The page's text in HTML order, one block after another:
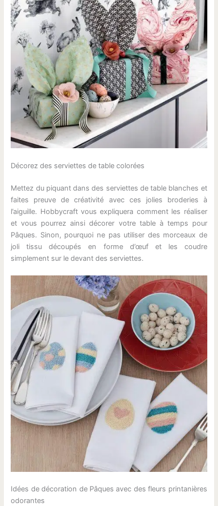
Décorez des serviettes de table colorées
Mettez du piquant dans des serviettes de table blanches et
faites preuve de créativité avec ces jolies broderies à
l’aiguille. Hobbycraft vous expliquera comment les réaliser
et vous pourrez ainsi décorer votre table à temps pour
Pâques. Sinon, pourquoi ne pas utiliser des morceaux de
joli tissu découpés en forme d’œuf et les coudre
simplement sur le devant des serviettes.
Idées de décoration de Pâques avec des fleurs printanières
odorantes